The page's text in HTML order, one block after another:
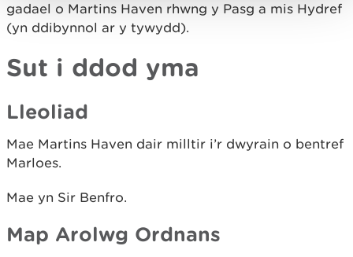
gadael o Martins Haven rhwng y Pasg a mis Hydref
(yn ddibynnol ar y tywydd).
Sut i ddod yma
Lleoliad
Mae Martins Haven dair milltir i’r dwyrain o bentref
Marloes.
Mae yn Sir Benfro.
Map Arolwg Ordnans